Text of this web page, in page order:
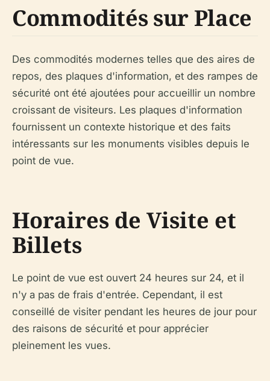
Commodités sur Place
Des commodités modernes telles que des aires de
repos, des plaques d'information, et des rampes de
sécurité ont été ajoutées pour accueillir un nombre
croissant de visiteurs. Les plaques d'information
fournissent un contexte historique et des faits
intéressants sur les monuments visibles depuis le
point de vue.
Horaires de Visite et
Billets
Le point de vue est ouvert 24 heures sur 24, et il
n'y a pas de frais d'entrée. Cependant, il est
conseillé de visiter pendant les heures de jour pour
des raisons de sécurité et pour apprécier
pleinement les vues.